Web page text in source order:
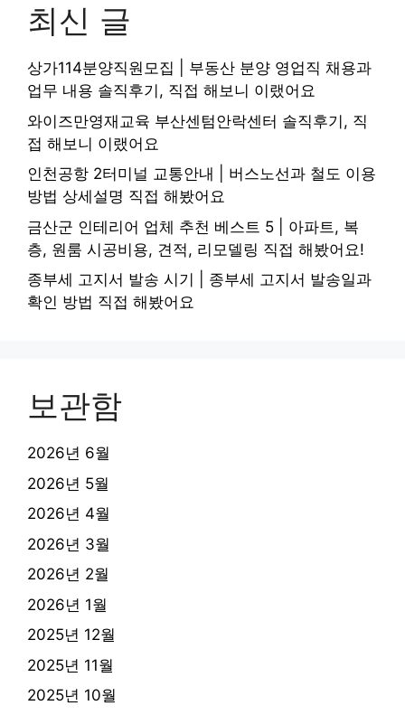
최신 글
상가114분양직원모집 | 부동산 분양 영업직 채용과
업무 내용 솔직후기, 직접 해보니 이랬어요
와이즈만영재교육 부산센텀안락센터 솔직후기, 직
접 해보니 이랬어요
인천공항 2터미널 교통안내 | 버스노선과 철도 이용
방법 상세설명 직접 해봤어요
금산군 인테리어 업체 추천 베스트 5 | 아파트, 복
층, 원룸 시공비용, 견적, 리모델링 직접 해봤어요!
종부세 고지서 발송 시기 | 종부세 고지서 발송일과
확인 방법 직접 해봤어요
보관함
2026년 6월
2026년 5월
2026년 4월
2026년 3월
2026년 2월
2026년 1월
2025년 12월
2025년 11월
2025년 10월